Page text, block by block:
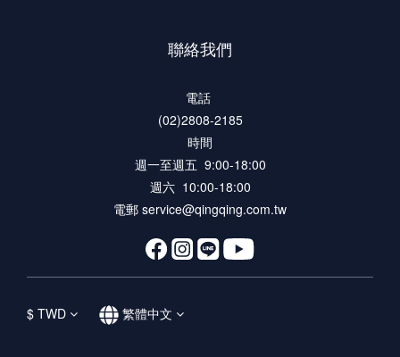
聯絡我們
電話
(02)2808-2185
時間
週一至週五 9:00-18:00
週六 10:00-18:00
電郵 service@qingqing.com.tw
$ TWD 繁體中文